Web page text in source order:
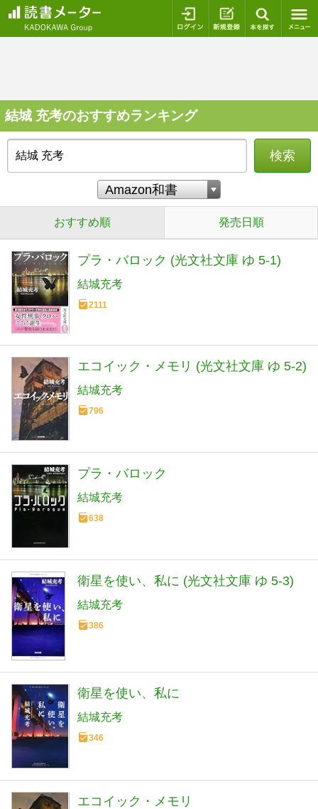
ログイン 新規登録
結城 充考のおすすめランキング
検索
おすすめ順 発売日順
プラ・バロック (光文社文庫 ゆ 5-1)
結城充考
2111
エコイック・メモリ (光文社文庫 ゆ 5-2)
結城充考
796
プラ・バロック
結城充考
638
衛星を使い、私に (光文社文庫 ゆ 5-3)
結城充考
386
衛星を使い、私に
結城充考
346
エコイック・メモリ